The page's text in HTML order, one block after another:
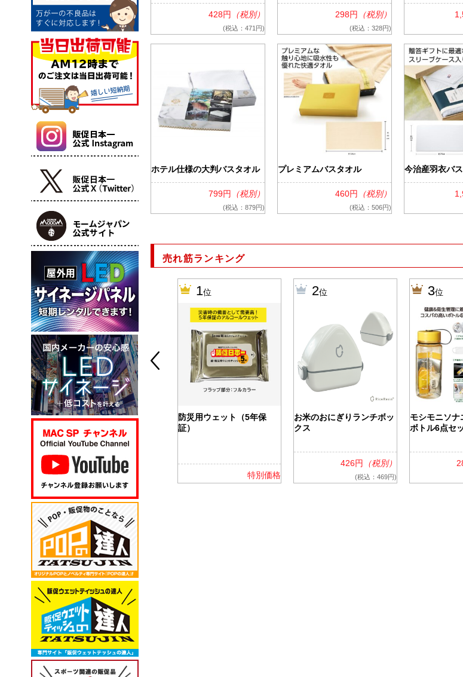
428円 （税別）
(税込：471円)
298円 （税別）
(税込：328円)
ホテル仕様の大判バスタオル
799円 （税別）
(税込：879円)
プレミアムバスタオル
460円 （税別）
(税込：506円)
今治産羽衣バ
売れ筋ランキング
バー付ふせ
特別価格
10位
バッテリー＆ウォーマー
5000
1位
防災用ウェット（5年保
証）
特別価格
2位
お米のおにぎりランチボッ
クス
426円 （税別）
(税込：469円)
3位
モシモニソナ
ボトル6点セ